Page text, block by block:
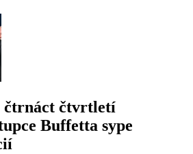
čtrnáct čtvrtletí
Buffetta sype